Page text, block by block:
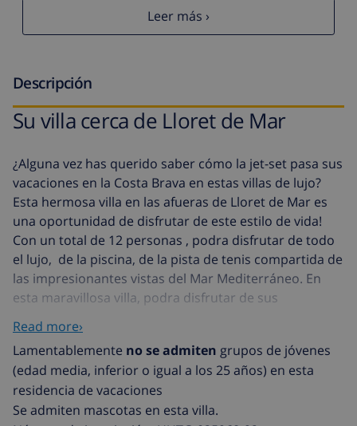
Leer más ›
Descripción
Su villa cerca de Lloret de Mar
¿Alguna vez has querido saber cómo la jet-set pasa sus
vacaciones en la Costa Brava en estas villas de lujo?
Esta hermosa villa en las afueras de Lloret de Mar es
una oportunidad de disfrutar de este estilo de vida!
Con un total de 12 personas , podra disfrutar de todo
el lujo, de la piscina, de la pista de tenis compartida de
las impresionantes vistas del Mar Mediterráneo. En
esta maravillosa villa, podra disfrutar de sus
Lloret de Mar está mano. Las posibilidades son tantas
como lo desee. Hacer un pequeño partido de tenis por
la mañana, pasar una tarde tranquila en la playa y
cenar de noche en Lloret o reunirse con amigos para
una barbacoa en el jardín ... todo es posible! Usted va a
Read more›
Lamentablemente no se admiten grupos de jóvenes
(edad media, inferior o igual a los 25 años) en esta
residencia de vacaciones
Se admiten mascotas en esta villa.